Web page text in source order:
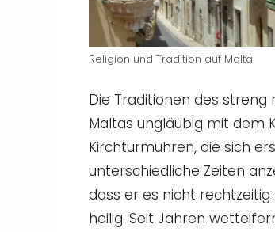
Religion und Tradition auf Malta
Die Traditionen des streng
Maltas ungläubig mit dem
Kirchturmuhren, die sich
unterschiedliche Zeiten
dass er es nicht
heilig. Seit Jahren